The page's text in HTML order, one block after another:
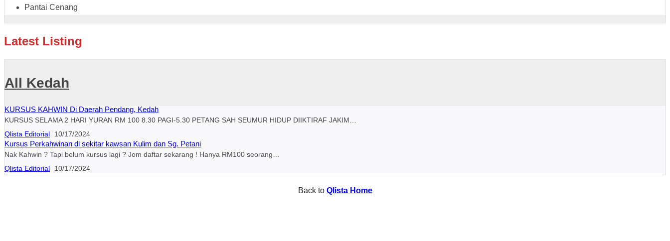
Pantai Cenang
Latest Listing
All Kedah
KURSUS KAHWIN Di Daerah Pendang, Kedah
KURSUS SELAMA 2 HARI YURAN RM 100 8.30 PAGI-5.30 PETANG SAH SEUMUR HIDUP DIIKTIRAF JAKIM…
Qlista Editorial
10/17/2024
Kursus Perkahwinan di sekitar kawsan Kulim dan Sg. Petani
Nak Kahwin ? Tapi belum kursus lagi ? Jom daftar sekarang ! Hanya RM100 seorang…
Qlista Editorial
10/17/2024
Back to Qlista Home